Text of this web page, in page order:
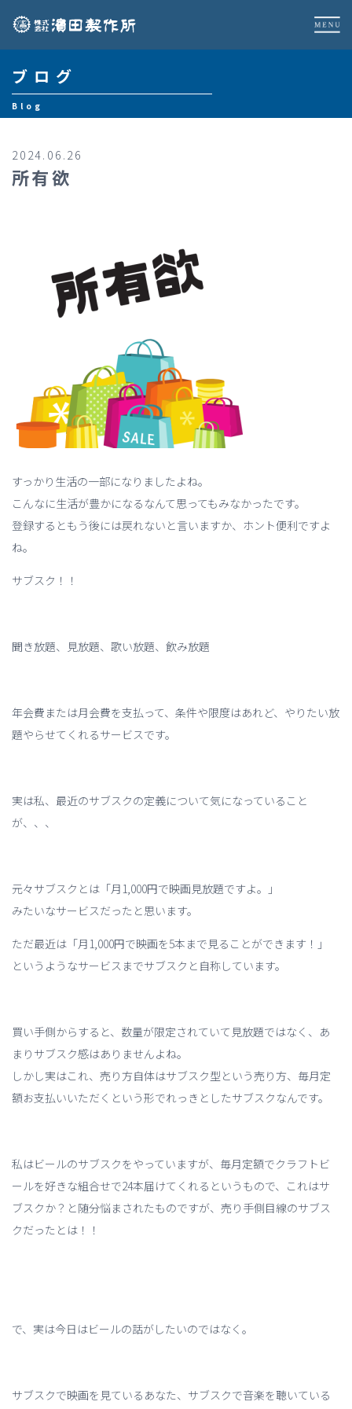
ブログ
Blog
2024.06.26
所有欲
すっかり生活の一部になりましたよね。
こんなに生活が豊かになるなんて思ってもみなかったです。
登録するともう後には戻れないと言いますか、ホント便利ですよ
ね。
サブスク！！
聞き放題、見放題、歌い放題、飲み放題
年会費または月会費を支払って、条件や限度はあれど、やりたい放
題やらせてくれるサービスです。
実は私、最近のサブスクの定義について気になっていること
が、、、
元々サブスクとは「月1,000円で映画見放題ですよ。」
みたいなサービスだったと思います。
ただ最近は「月1,000円で映画を5本まで見ることができます！」
というようなサービスまでサブスクと自称しています。
買い手側からすると、数量が限定されていて見放題ではなく、あ
まりサブスク感はありませんよね。
しかし実はこれ、売り方自体はサブスク型という売り方、毎月定
額お支払いいただくという形でれっきとしたサブスクなんです。
私はビールのサブスクをやっていますが、毎月定額でクラフトビ
ールを好きな組合せで24本届けてくれるというもので、これはサ
ブスクか？と随分悩まされたものですが、売り手側目線のサブス
クだったとは！！
で、実は今日はビールの話がしたいのではなく。
サブスクで映画を見ているあなた、サブスクで音楽を聴いている